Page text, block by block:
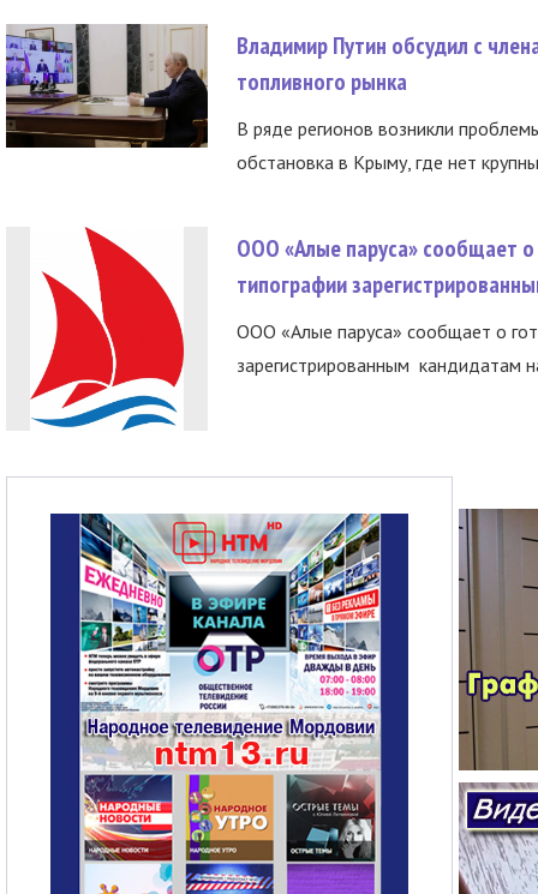
Владимир Путин обсудил с
топливного рынка
В ряде регионов возникли
обстановка в Крыму, где нет
ООО «Алые паруса» сообщает о
типографии
ООО «Алые паруса» сообщает о
зарегистрированным кандидатам